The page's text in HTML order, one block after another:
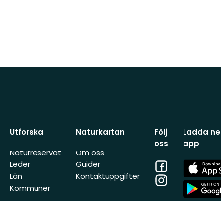
Utforska
Naturreservat
Leder
Län
Kommuner
Naturkartan
Om oss
Guider
Kontaktuppgifter
Följ
oss
Facebook
Instagram
Ladda
app
App
Store
App
Store